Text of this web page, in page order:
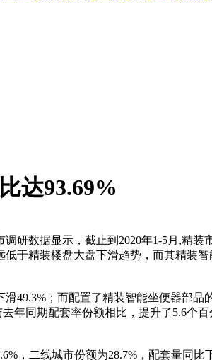
达93.69%
研数据显示，截止到2020年1-5月,精装
低于精装楼盘大盘下滑趋势，而其精装智
49.3%；而配置了精装智能坐便器部品
年同期配套率份额相比，提升了5.6个
，二线城市份额为28.7%，配套量同比